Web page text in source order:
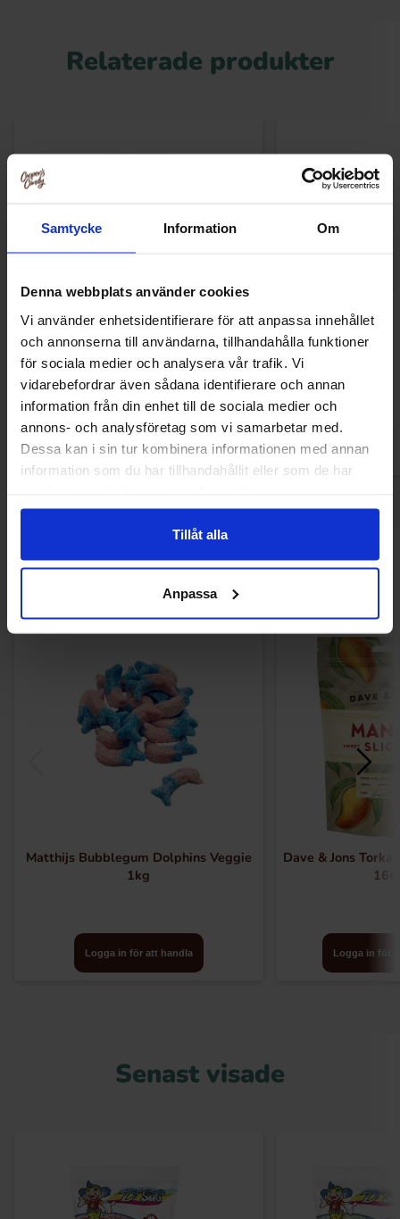
Samtycke Information Om
Denna webbplats använder cookies
Vi använder enhetsidentifierare för att anpassa innehållet
och annonserna till användarna, tillhandahålla funktioner
för sociala medier och analysera vår trafik. Vi
vidarebefordrar även sådana identifierare och annan
information från din enhet till de sociala medier och
annons- och analysföretag som vi samarbetar med.
Dessa kan i sin tur kombinera informationen med annan
information som du har tillhandahållit eller som de har
Tillåt alla
Anpassa
Relaterade produkter
Dsito Melon Berries 1kg
Logga in för att handla
Dsito Blackberries
Logga in för
Andra gillade
Matthijs Bubblegum Dolphins Veggie
1kg
Logga in för att handla
Dave & Jons
16st
Logga in för
Senast visade